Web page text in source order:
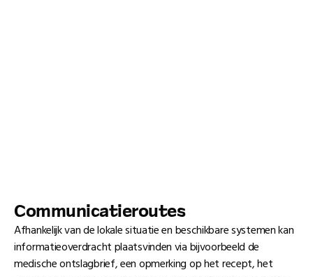
Communicatieroutes
Afhankelijk van de lokale situatie en beschikbare systemen kan
informatieoverdracht plaatsvinden via bijvoorbeeld de
medische ontslagbrief, een opmerking op het recept, het